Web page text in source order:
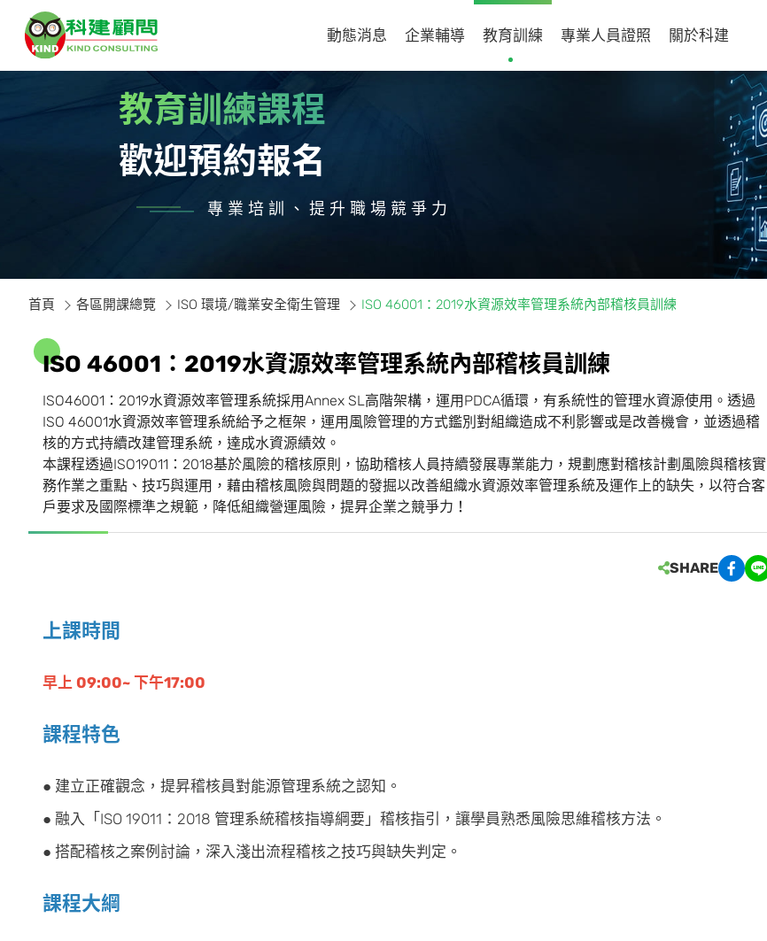
動態消息 企業輔導 教育訓練 專業人員證照 關於科建
教育訓練課程
歡迎預約報名
專業培訓、提升職場競爭力
首頁 各區開課總覽 ISO 環境/職業安全衛生管理 ISO 46001：2019水資源效率管理系統內部稽核員訓練
ISO 46001 ： 2019水資源效率管理系統內部稽核員訓練
ISO46001：2019水資源效率管理系統採用Annex SL高階架構，運用PDCA循環，有系統性的管理水資源使用。透過
ISO 46001水資源效率管理系統給予之框架，運用風險管理的方式鑑別對組織造成不利影響或是改善機會，並透過稽
核的方式持續改建管理系統，達成水資源績效。
本課程透過ISO19011：2018基於風險的稽核原則，協助稽核人員持續發展專業能力，規劃應對稽核計劃風險與稽核實
務作業之重點、技巧與運用，藉由稽核風險與問題的發掘以改善組織水資源效率管理系統及運作上的缺失，以符合客
戶要求及國際標準之規範，降低組織營運風險，提昇企業之競爭力！
SHARE
上課時間
早上 09:00~ 下午17:00
課程特色
● 建立正確觀念，提昇稽核員對能源管理系統之認知。
● 融入「ISO 19011：2018 管理系統稽核指導綱要」稽核指引，讓學員熟悉風險思維稽核方法。
● 搭配稽核之案例討論，深入淺出流程稽核之技巧與缺失判定。
課程大綱